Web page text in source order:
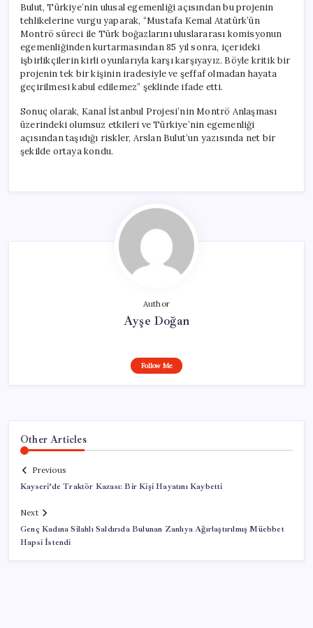
Bulut, Türkiye’nin ulusal egemenliği açısından bu projenin
tehlikelerine vurgu yaparak, “Mustafa Kemal Atatürk’ün
Montrö süreci ile Türk boğazlarını uluslararası komisyonun
egemenliğinden kurtarmasından 85 yıl sonra, içerideki
işbirlikçilerin kirli oyunlarıyla karşı karşıyayız. Böyle kritik bir
projenin tek bir kişinin iradesiyle ve şeffaf olmadan hayata
geçirilmesi kabul edilemez” şeklinde ifade etti.
Sonuç olarak, Kanal İstanbul Projesi’nin Montrö Anlaşması
üzerindeki olumsuz etkileri ve Türkiye’nin egemenliği
açısından taşıdığı riskler, Arslan Bulut’un yazısında net bir
şekilde ortaya kondu.
Author
Ayşe Doğan
Follow Me
Other Articles
Previous
Kayseri’de Traktör Kazası: Bir Kişi Hayatını Kaybetti
Next
Genç Kadına Silahlı Saldırıda Bulunan Zanlıya Ağırlaştırılmış Müebbet
Hapsi İstendi